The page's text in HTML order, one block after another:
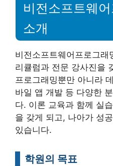
비전소프트웨
소개
비전소프트웨어프로그래
리큘럼과 전문 강사진을
프로그래밍뿐만 아니라
바일 앱 개발 등 다양한
다. 이론 교육과 함께 실
을 갖게 되고, 나아가 성
있습니다.
학원의 목표